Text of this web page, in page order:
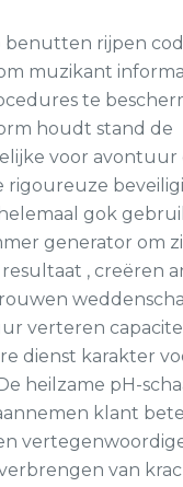
benutten rijpen
muzikant
te
houdt stand de
voor avontuur
rigoureuze
gok
generator om
, creëren
verteren
dienst karakter
heilzame pH-
klant
van